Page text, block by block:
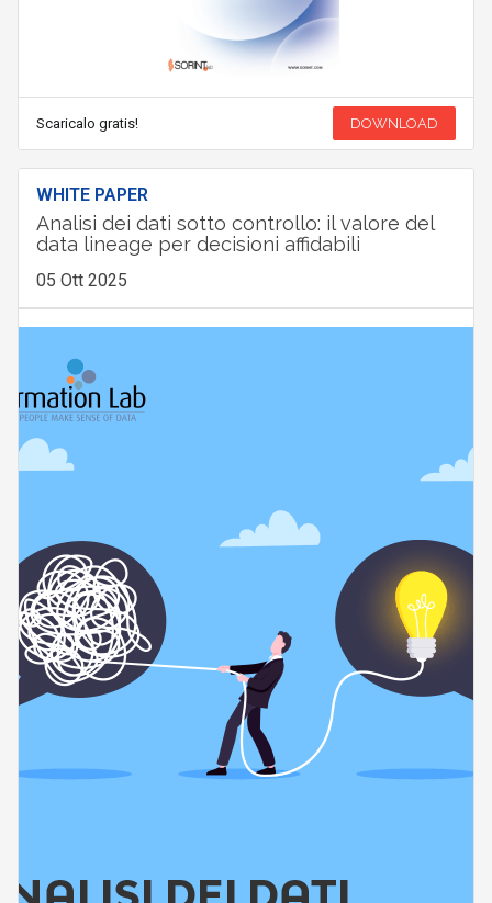
Scaricalo gratis! DOWNLOAD
WHITE PAPER
Analisi dei dati sotto controllo: il valore del
data lineage per decisioni affidabili
05 Ott 2025